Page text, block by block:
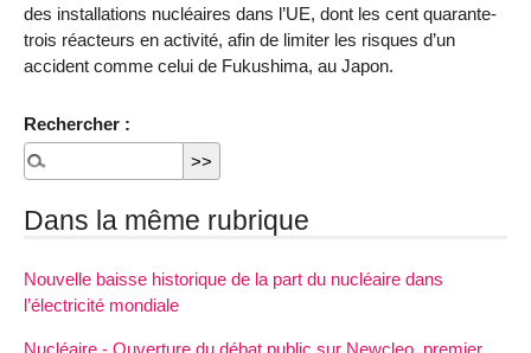
des installations nucléaires dans l’UE, dont les cent quarante-
trois réacteurs en activité, afin de limiter les risques d’un
accident comme celui de Fukushima, au Japon.
Rechercher :
Dans la même rubrique
Nouvelle baisse historique de la part du nucléaire dans
l’électricité mondiale
Nucléaire - Ouverture du débat public sur Newcleo, premier